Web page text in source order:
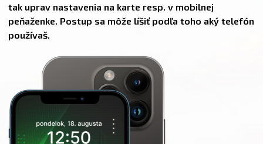
tak uprav nastavenia na karte resp. v mobilnej
peňaženke. Postup sa môže líšiť podľa toho aký telefón
používaš.